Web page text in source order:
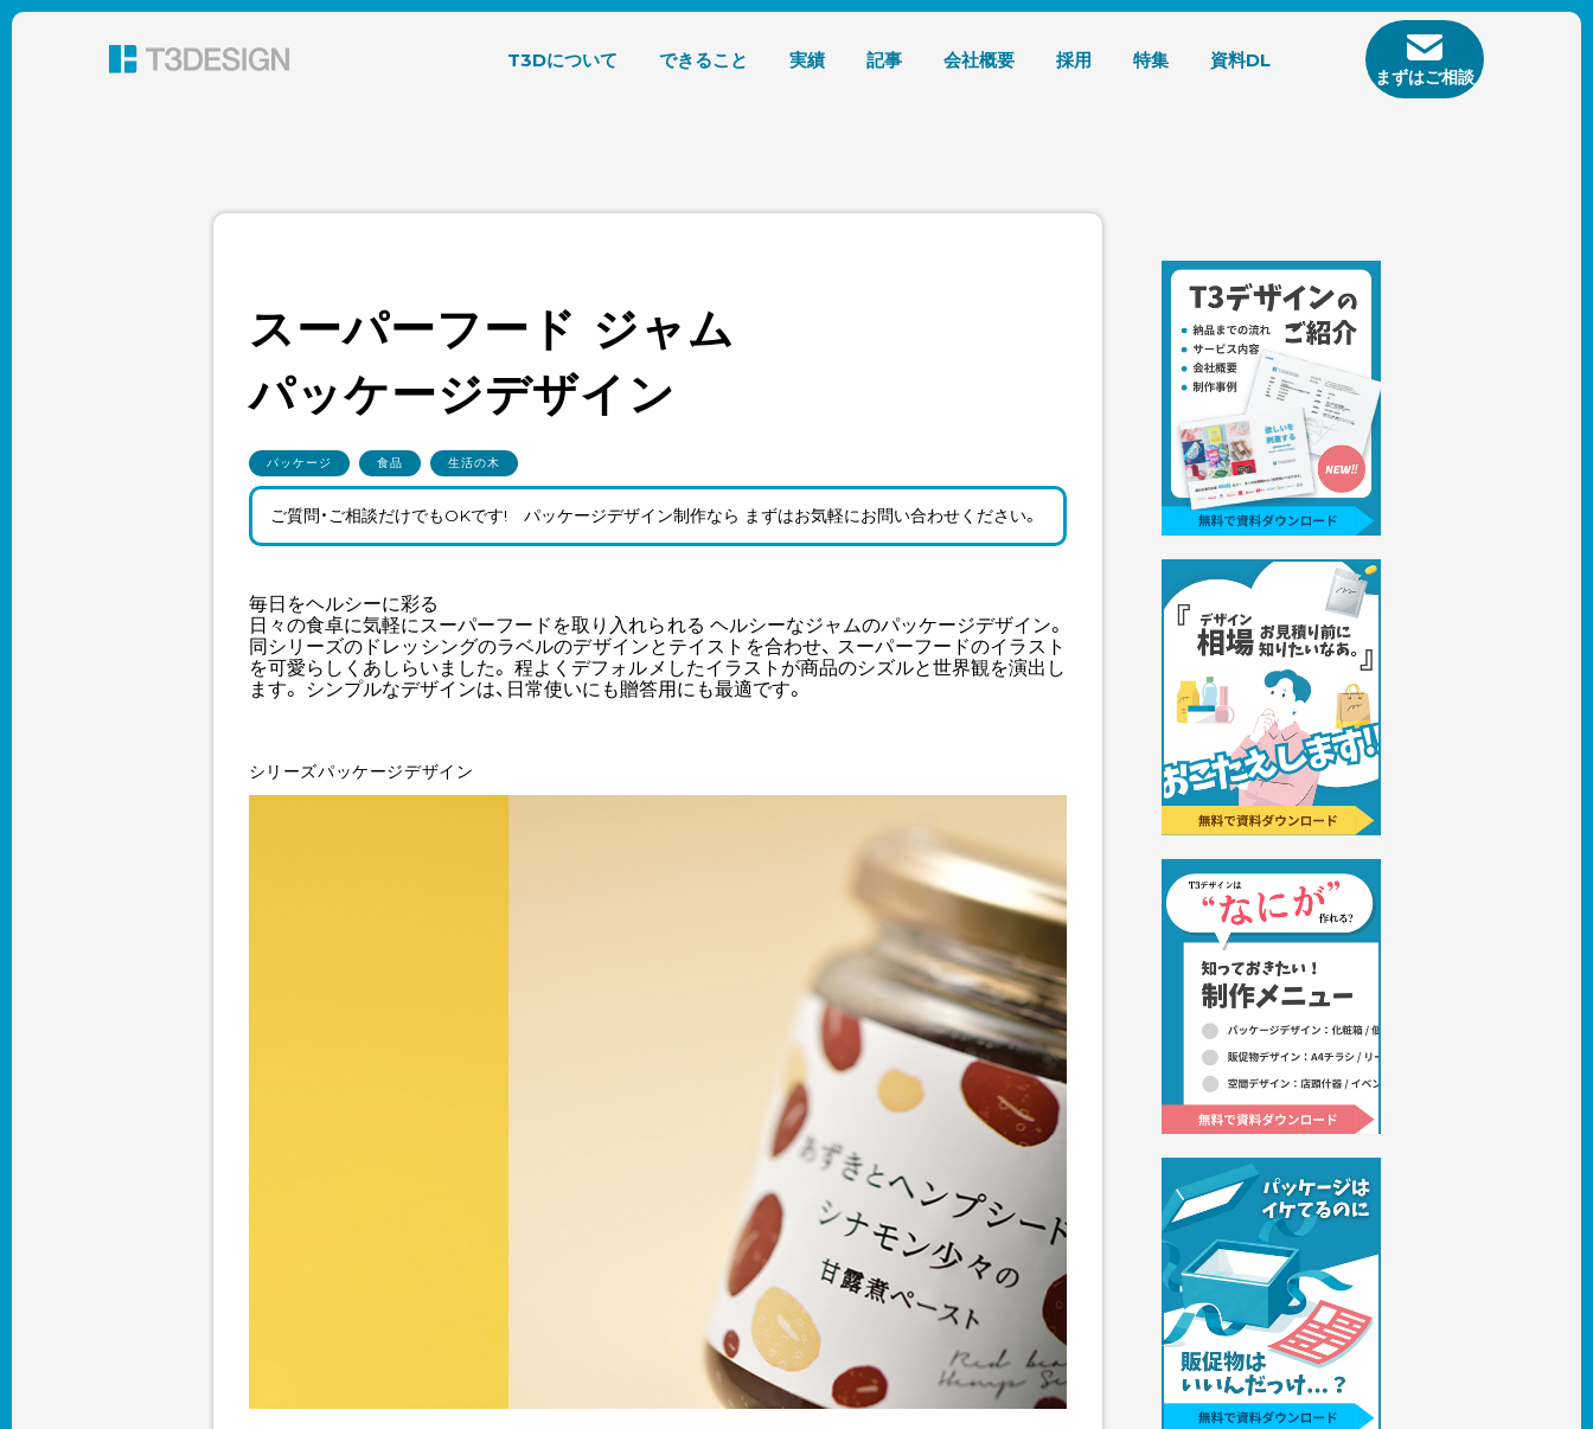
東京都渋谷のパッケージデザイン・グラフィックデザイン 株式会社T3デザイン
T3Dについて できること 実績 記事 会社概要 採用 特集 資料DL
まずはご相談
スーパーフード ジャム
パッケージデザイン
パッケージ 食品 生活の木
ご質問・ご相談だけでもOKです! パッケージデザイン制作なら まずはお気軽にお問い合わせください。
毎日をヘルシーに彩る
日々の食卓に気軽にスーパーフードを取り入れられる ヘルシーなジャムのパッケージデザイン。
同シリーズのドレッシングのラベルのデザインとテイストを合わせ、 スーパーフードのイラスト
を可愛らしくあしらいました。 程よくデフォルメしたイラストが商品のシズルと世界観を演出し
ます。 シンプルなデザインは、日常使いにも贈答用にも最適です。
シリーズパッケージデザイン